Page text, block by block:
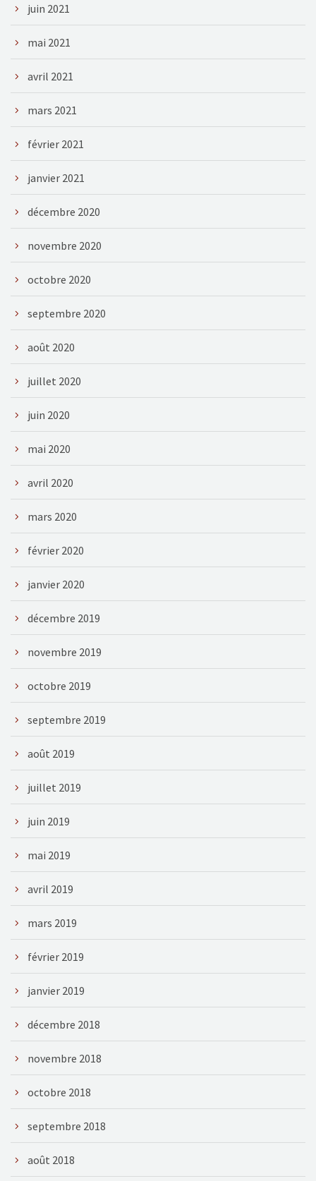
juin 2021
mai 2021
avril 2021
mars 2021
février 2021
janvier 2021
décembre 2020
novembre 2020
octobre 2020
septembre 2020
août 2020
juillet 2020
juin 2020
mai 2020
avril 2020
mars 2020
février 2020
janvier 2020
décembre 2019
novembre 2019
octobre 2019
septembre 2019
août 2019
juillet 2019
juin 2019
mai 2019
avril 2019
mars 2019
février 2019
janvier 2019
décembre 2018
novembre 2018
octobre 2018
septembre 2018
août 2018